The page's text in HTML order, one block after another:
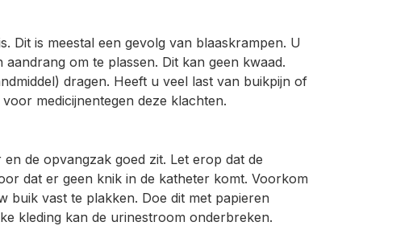
Dit is meestal een gevolg van blaaskrampen. U
om te plassen. Dit kan geen kwaad.
dragen. Heeft u veel last van buikpijn of
medicijnentegen deze klachten.
de opvangzak goed zit. Let erop dat de
dat er geen knik in de katheter komt. Voorkom
buik vast te plakken. Doe dit met papieren
kleding kan de urinestroom onderbreken.